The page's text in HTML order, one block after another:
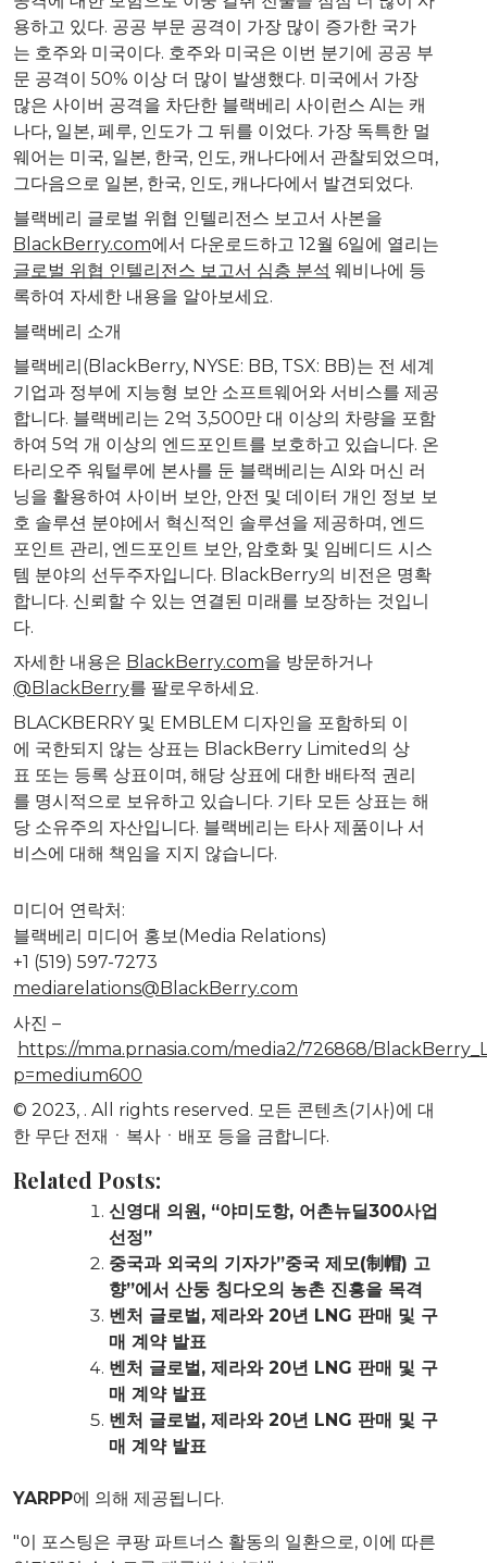
용하고 있다. 공공 부문 공격이 가장 많이 증가한 국가
는 호주와 미국이다. 호주와 미국은 이번 분기에 공공 부
문 공격이 50% 이상 더 많이 발생했다. 미국에서 가장
많은 사이버 공격을 차단한 블랙베리 사이런스 AI는 캐
나다, 일본, 페루, 인도가 그 뒤를 이었다. 가장 독특한 멀
웨어는 미국, 일본, 한국, 인도, 캐나다에서 관찰되었으며,
그다음으로 일본, 한국, 인도, 캐나다에서 발견되었다.
블랙베리 글로벌 위협 인텔리전스 보고서 사본을
BlackBerry.com에서 다운로드하고 12월 6일에 열리는
글로벌 위협 인텔리전스 보고서 심층 분석 웨비나에 등
록하여 자세한 내용을 알아보세요.
블랙베리 소개
블랙베리(BlackBerry, NYSE: BB, TSX: BB)는 전 세계
기업과 정부에 지능형 보안 소프트웨어와 서비스를 제공
합니다. 블랙베리는 2억 3,500만 대 이상의 차량을 포함
하여 5억 개 이상의 엔드포인트를 보호하고 있습니다. 온
타리오주 워털루에 본사를 둔 블랙베리는 AI와 머신 러
닝을 활용하여 사이버 보안, 안전 및 데이터 개인 정보 보
호 솔루션 분야에서 혁신적인 솔루션을 제공하며, 엔드
포인트 관리, 엔드포인트 보안, 암호화 및 임베디드 시스
템 분야의 선두주자입니다. BlackBerry의 비전은 명확
합니다. 신뢰할 수 있는 연결된 미래를 보장하는 것입니
다.
자세한 내용은 BlackBerry.com을 방문하거나
@BlackBerry를 팔로우하세요.
BLACKBERRY 및 EMBLEM 디자인을 포함하되 이
에 국한되지 않는 상표는 BlackBerry Limited 의 상
표 또는 등록 상표이며, 해당 상표에 대한 배타적 권리
를 명시적으로 보유하고 있습니다. 기타 모든 상표는 해
당 소유주의 자산입니다. 블랙베리는 타사 제품이나 서
비스에 대해 책임을 지지 않습니다.
미디어 연락처:
블랙베리 미디어 홍보 (Media Relations)
+1 (519) 597-7273
mediarelations@BlackBerry.com
사진 –
https://mma.prnasia.com/media2/726868/
p=medium600
© 2023, . All rights reserved. 모든 콘텐츠(기사)에 대
한 무단 전재ㆍ복사ㆍ배포 등을 금합니다.
Related Posts:
신영대 의원, “야미도항, 어촌뉴딜300사업
선정”
중국과 외국의 기자가”중국 제모(制帽) 고
향”에서 산둥 칭다오의 농촌 진흥을 목격
벤처 글로벌, 제라와 20년 LNG 판매 및 구
매 계약 발표
벤처 글로벌, 제라와 20년 LNG 판매 및 구
매 계약 발표
벤처 글로벌, 제라와 20년 LNG 판매 및 구
매 계약 발표
YARPP에 의해 제공됩니다.
"이 포스팅은 쿠팡 파트너스 활동의 일환으로, 이에 따른